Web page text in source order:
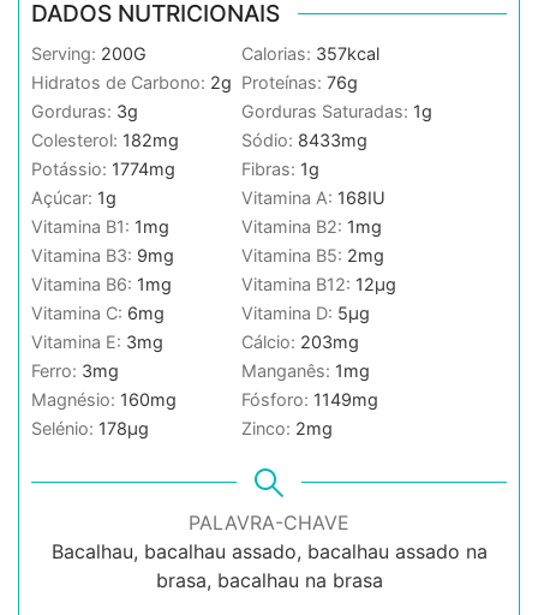
DADOS NUTRICIONAIS
Serving: 200G Calorias: 357kcal
Hidratos de Carbono: 2g Proteínas: 76g
Gorduras: 3g Gorduras Saturadas: 1g
Colesterol: 182mg Sódio: 8433mg
Potássio: 1774mg Fibras: 1g
Açúcar: 1g Vitamina A: 168IU
Vitamina B1: 1mg Vitamina B2: 1mg
Vitamina B3: 9mg Vitamina B5: 2mg
Vitamina B6: 1mg Vitamina B12: 12µg
Vitamina C: 6mg Vitamina D: 5µg
Vitamina E: 3mg Cálcio: 203mg
Ferro: 3mg Manganês: 1mg
Magnésio: 160mg Fósforo: 1149mg
Selénio: 178µg Zinco: 2mg
PALAVRA-CHAVE
Bacalhau, bacalhau assado, bacalhau assado na
brasa, bacalhau na brasa